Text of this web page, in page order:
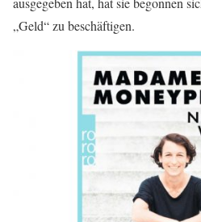
„Geld“ zu beschäftigen.